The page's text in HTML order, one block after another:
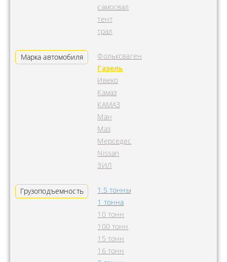
самосвал
тент
трал
Марка автомобиля
Фольксваген
Газель
Ивеко
Камаз
КАМАЗ
Ман
Маз
Мерседес
Nissan
ЗИЛ
Грузоподъемность
1.5 тонны
1 тонна
10 тонн
100 тонн
15 тонн
16 тонн